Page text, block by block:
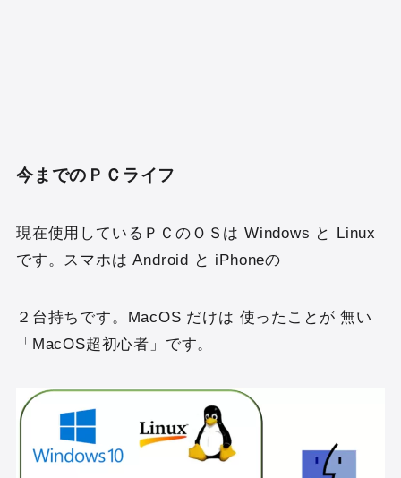
今までのＰＣライフ
現在使用しているＰＣのＯＳは Windows と Linux
です。スマホは Android と iPhoneの
２台持ちです。MacOS だけは 使ったことが 無い
「MacOS超初心者」です。